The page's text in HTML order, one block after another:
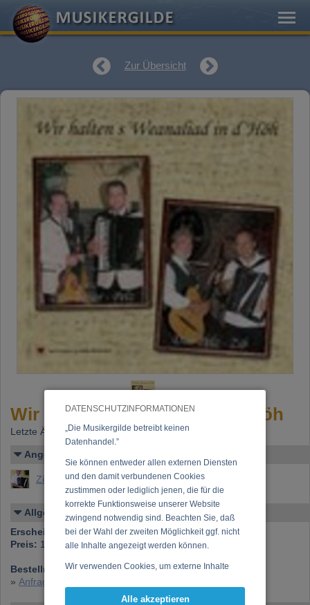
DATENSCHUTZINFORMATIONEN
„Die Musikergilde betreibt keinen
Datenhandel.”
Sie können entweder allen externen Diensten
und den damit verbundenen Cookies
zustimmen oder lediglich jenen, die für die
korrekte Funktionsweise unserer Website
zwingend notwendig sind. Beachten Sie, daß
bei der Wahl der zweiten Möglichkeit ggf. nicht
alle Inhalte angezeigt werden können.
Wir verwenden Cookies, um externe Inhalte
Funktionen für soziale Medien anbieten zu
Alle akzeptieren
Zur Übersicht
Wir halten s´Weanaliad in d´Höh
Letzte Änderung: 30.10.2008
Angelegt von
Zib, Erich (Herr Erich Zib)
Allgemeines
Erscheinen bei:Barless Record
Preis: 15,00 €
Bestellnummer:MA8330
»Anfrage zu dieser CD